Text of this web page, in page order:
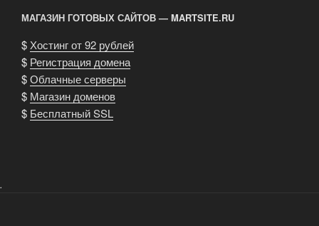
яванская
достопримечательность»
МАГАЗИН ГОТОВЫХ САЙТОВ — MARTSITE.RU
$ Хостинг от 92 рублей
$ Регистрация домена
$Облачные серверы
$ Магазин доменов
$ Бесплатный SSL
.